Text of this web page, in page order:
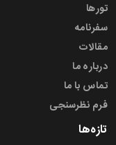
تورها
سفرنامه
مقالات
درباره ما
تماس با ما
فرم نظرسنجی
تازه‌ها